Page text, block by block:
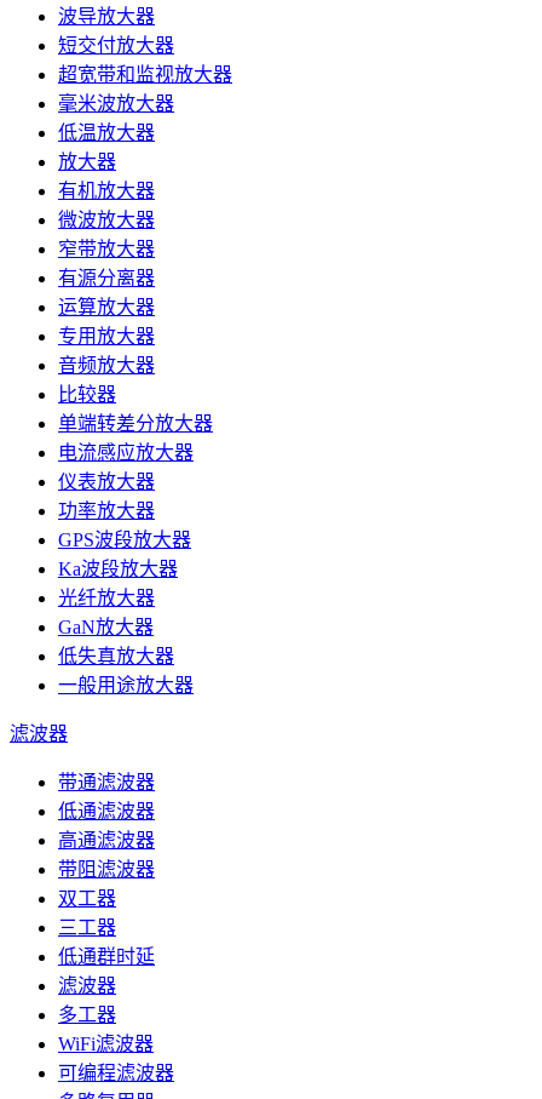
波导放大器
短交付放大器
超宽带和监视放大器
毫米波放大器
低温放大器
放大器
有机放大器
微波放大器
窄带放大器
有源分离器
运算放大器
专用放大器
音频放大器
比较器
单端转差分放大器
电流感应放大器
仪表放大器
功率放大器
GPS波段放大器
Ka波段放大器
光纤放大器
GaN放大器
低失真放大器
一般用途放大器
滤波器
带通滤波器
低通滤波器
高通滤波器
带阻滤波器
双工器
三工器
低通群时延
滤波器
多工器
WiFi滤波器
可编程滤波器